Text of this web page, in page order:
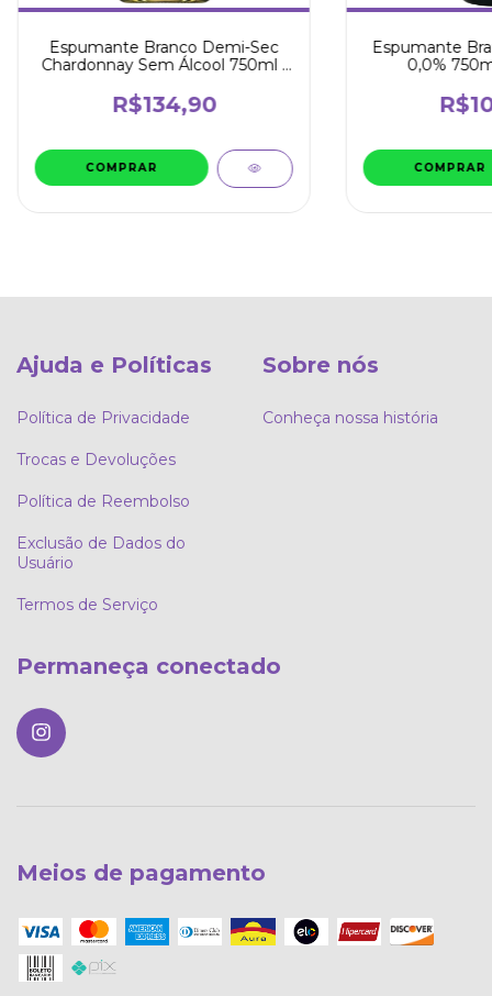
Espumante Branco Demi-Sec
Chardonnay Sem Álcool 750ml -
R$134,90
Espumante
0,0%
Ajuda e Políticas
Política de Privacidade
Trocas e Devoluções
Política de Reembolso
Exclusão de Dados do
Usuário
Termos de Serviço
Sobre nós
Conheça nossa história
Permaneça conectado
Meios de pagamento